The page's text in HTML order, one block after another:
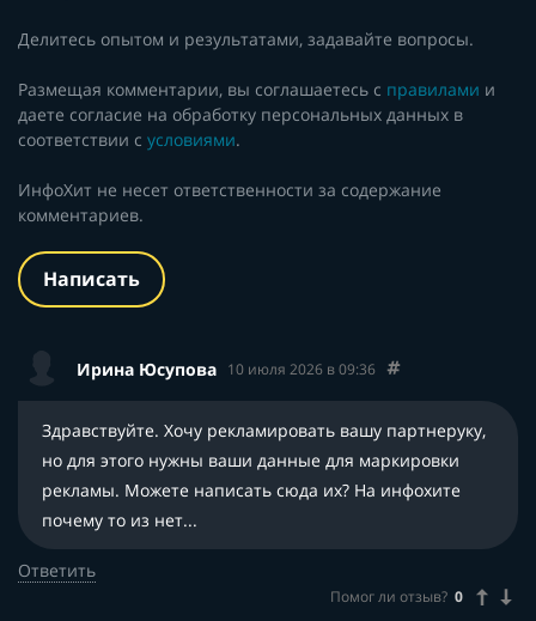
Делитесь опытом и результатами, задавайте вопросы.
Размещая комментарии, вы соглашаетесь с правилами и
даете согласие на обработку персональных данных в
соответствии с условиями.
ИнфоХит не несет ответственности за содержание
комментариев.
Написать
Ирина Юсупова 10 июля 2026 в 09:36
Здравствуйте. Хочу рекламировать вашу партнеруку,
но для этого нужны ваши данные для маркировки
рекламы. Можете написать сюда их? На инфохите
почему то из нет...
Ответить
Помог ли отзыв? 0